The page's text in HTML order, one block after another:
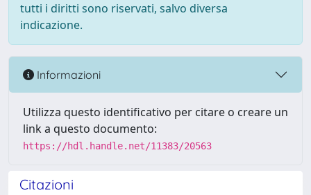
tutti i diritti sono riservati, salvo diversa
indicazione.
Informazioni
Utilizza questo identificativo per citare o creare un
link a questo documento:
https://hdl.handle.net/11383/20563
Citazioni